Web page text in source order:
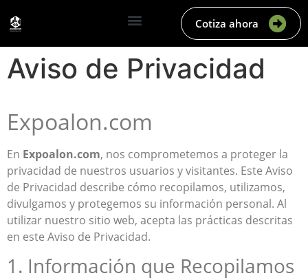
Cotiza ahora
Aviso de Privacidad
Expoalon.com
En Expoalon.com, nos comprometemos a proteger la
privacidad de nuestros usuarios y visitantes. Este Aviso
de Privacidad describe cómo recopilamos, utilizamos,
divulgamos y protegemos su información personal. Al
utilizar nuestro sitio web, acepta las prácticas descritas
en este Aviso de Privacidad.
1. Información que Recopilamos